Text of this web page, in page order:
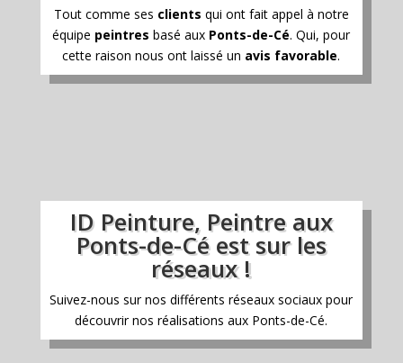
Tout comme ses clients qui ont fait appel à notre
équipe peintres basé aux Ponts-de-Cé. Qui, pour
cette raison nous ont laissé un avis favorable.
ID Peinture, Peintre aux
Ponts-de-Cé est sur les
réseaux !
Suivez-nous sur nos différents réseaux sociaux pour
découvrir nos réalisations aux Ponts-de-Cé.